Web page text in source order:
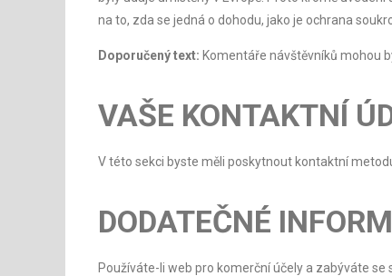
na to, zda se jedná o dohodu, jako je ochrana
Doporučený text: Komentáře návštěvníků mohou
VAŠE KONTAKTNÍ
V této sekci byste měli poskytnout kontaktní
DODATEČNÉ
Používáte-li web pro komerční účely a zabýváte